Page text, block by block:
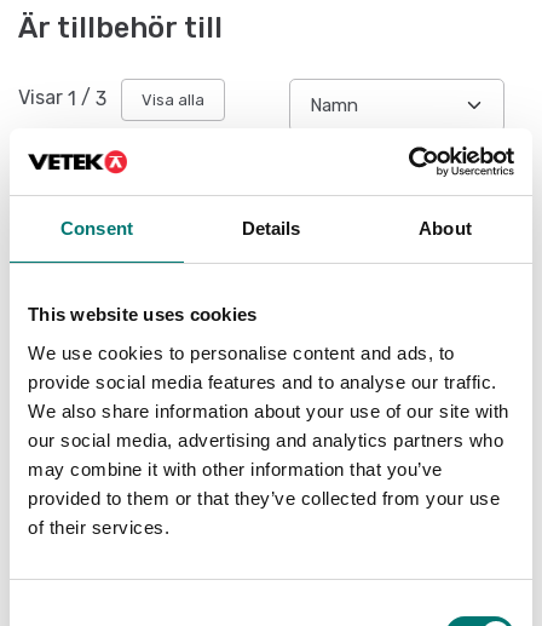
Consent Details About
This website uses cookies
We use cookies to personalise content and ads, to
provide social media features and to analyse our traffic.
We also share information about your use of our site with
our social media, advertising and analytics partners who
may combine it with other information that you’ve
provided to them or that they’ve collected from your use
of their services.
Är tillbehör till
Visar 1 / 3 Visa alla
Ranger